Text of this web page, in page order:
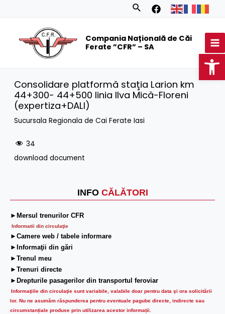
Search
Compania Națională de Căi
Ferate ”CFR” – SA
INFO CĂLĂTORI
►Mersul trenurilor CFR
Informatii din circulaţie
►Camere web / tabele informare
►Informaţii din gări
►Trenul meu
►Trenuri directe
►Drepturile pasagerilor din transportul feroviar
Informaţiile din circulaţie sunt variabile, valabile doar pentru data şi ora solicitării
lor. Nu ne asumăm răspunderea pentru eventuale pagube directe, indirecte sau
circumstanțiale produse prin utilizarea acestor informații.
Consolidare platformă staţia Larion km
44+300- 44+500 linia Ilva Mică-Floreni
(expertiza+DALI)
Sucursala Regionala de Cai Ferate Iasi
34
download document